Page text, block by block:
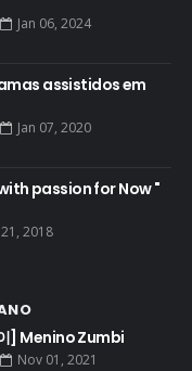
Jan 06, 2024
assistidos em
Jan 07, 2020
passion for Now "
2018
] Menino Zumbi
Nov 01, 2021